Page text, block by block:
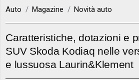
Auto Magazine Novità auto
Caratteristiche, dotazioni e
SUV Skoda Kodiaq nelle
e lussuosa Laurin&Klement